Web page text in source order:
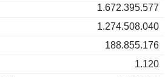
1.672.395.577
1.274.508.040
188.855.176
1.120